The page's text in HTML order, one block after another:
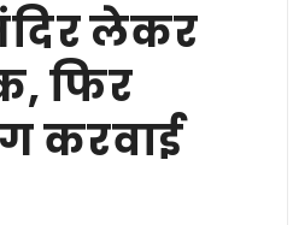
लेकर
फिर
करवाई